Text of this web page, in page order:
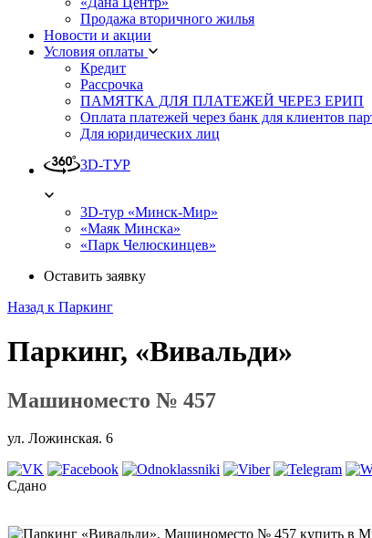
Продажа вторичного жилья
Новости и акции
Условия оплаты
Кредит
Рассрочка
ПАМЯТКА ДЛЯ ПЛАТЕЖЕЙ ЧЕРЕЗ ЕРИП
Оплата платежей через банк для клиентов
Для юридических лиц
3D-ТУР
3D-тур «Минск-Мир»
«Маяк Минска»
«Парк Челюскинцев»
Оставить заявку
Назад к Паркинг
Паркинг, «Вивальди»
Машиноместо № 457
ул. Ложинская. 6
Сдано